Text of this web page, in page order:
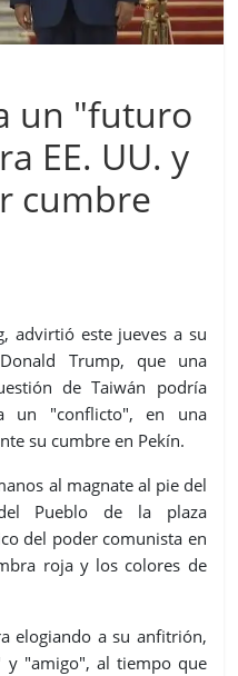
un "futuro
EE. UU. y
cumbre
advirtió este jueves a su
Trump, que una
de Taiwán podría
un "conflicto", en una
su cumbre en Pekín.
al magnate al pie del
Pueblo de la plaza
del poder comunista en
roja y los colores de
elogiando a su anfitrión,
y "amigo", al tiempo que